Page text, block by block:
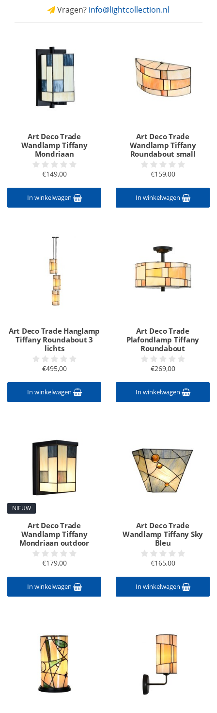
Vragen? info@lightcollection.nl
Art Deco Trade
Wandlamp Tiffany
Mondriaan
€149,00
In winkelwagen
Art Deco Trade
Wandlamp Tiffany
Roundabout small
€159,00
In winkelwagen
Art Deco Trade Hanglamp
Tiffany Roundabout 3
lichts
€495,00
In winkelwagen
Art Deco Trade
Plafondlamp Tiffany
Roundabout
€269,00
In winkelwagen
NIEUW
Art Deco Trade
Wandlamp Tiffany
Mondriaan outdoor
€179,00
In winkelwagen
Art Deco Trade
Wandlamp Tiffany Sky
Bleu
€165,00
In winkelwagen